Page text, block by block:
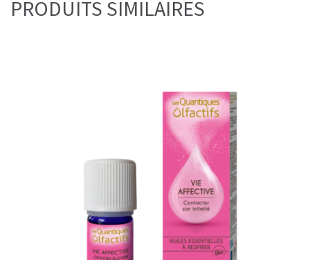
PRODUITS SIMILAIRES